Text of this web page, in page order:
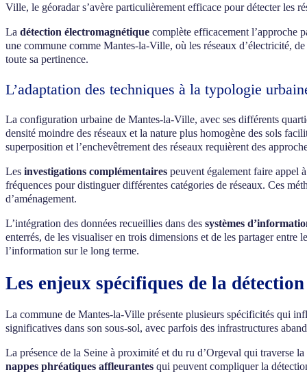
Ville, le géoradar s’avère particulièrement efficace pour détecter les
La détection électromagnétique complète efficacement l’approche
une commune comme Mantes-la-Ville, où les réseaux d’électricité,
toute sa pertinence.
L’adaptation des techniques à la typologie
La configuration urbaine de Mantes-la-Ville, avec ses différents
densité moindre des réseaux et la nature plus homogène des sols
superposition et l’enchevêtrement des réseaux requièrent des
Les investigations complémentaires peuvent également faire appel
fréquences pour distinguer différentes catégories de réseaux. Ces
d’aménagement.
L’intégration des données recueillies dans des systèmes
enterrés, de les visualiser en trois dimensions et de les partager
l’information sur le long terme.
Les enjeux spécifiques de la
La commune de Mantes-la-Ville présente plusieurs spécificités qui
significatives dans son sous-sol, avec parfois des infrastructures
La présence de la Seine à proximité et du ru d’Orgeval qui traverse
nappes phréatiques affleurantes qui peuvent compliquer la